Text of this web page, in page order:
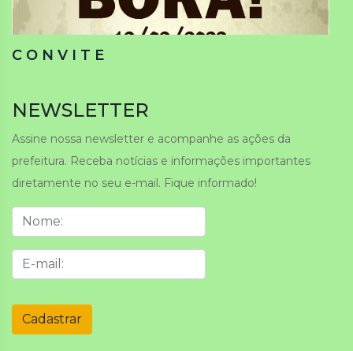
C O N V I T E
NEWSLETTER
Assine nossa newsletter e acompanhe as ações da
prefeitura. Receba notícias e informações importantes
diretamente no seu e-mail. Fique informado!
Cadastrar